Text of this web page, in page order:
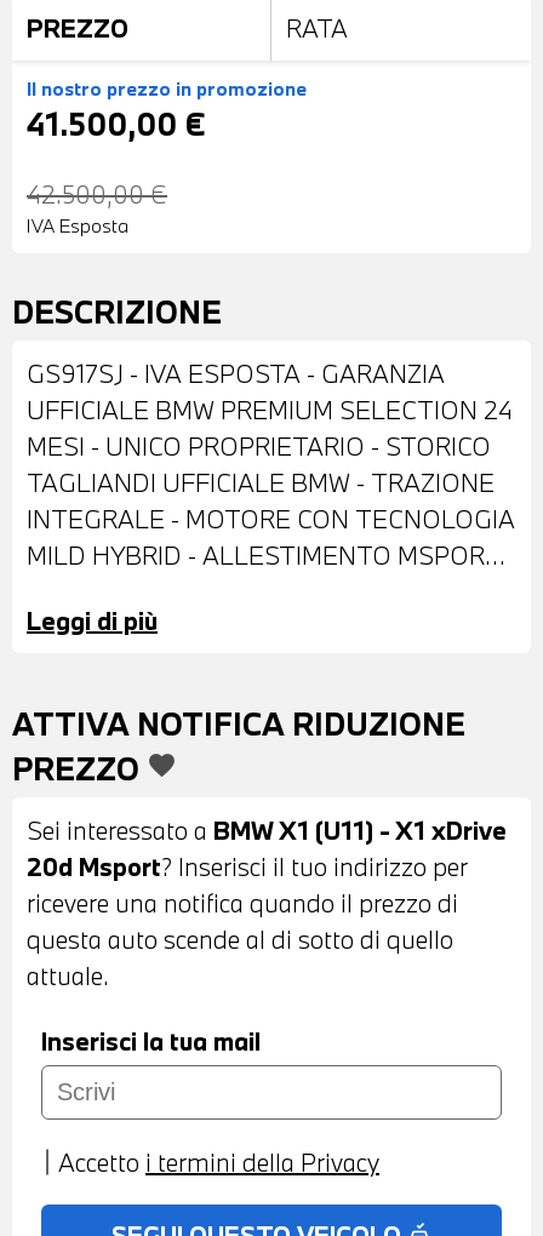
PREZZO RATA
Il nostro prezzo in promozione
41.500,00 €
42.500,00 €
IVA Esposta
DESCRIZIONE
GS917SJ - IVA ESPOSTA - GARANZIA
UFFICIALE BMW PREMIUM SELECTION 24
MESI - UNICO PROPRIETARIO - STORICO
TAGLIANDI UFFICIALE BMW - TRAZIONE
INTEGRALE - MOTORE CON TECNOLOGIA
MILD HYBRID - ALLESTIMENTO MSPORT -
METALLIZZATO - CERCHI IN LEGA DA 20"
ELETTRICAMENTE E ANTIABBAGLIANTI -
VETRI POSTERIORI E LUNOTTO
TETTO - SENSORI DI PARCHEGGIO
ANTERIORI E POSTERIORI - TELECAMERA
POSTERIORE - INTERNI IN ALCANTARA
MISTO PELLE VEGANZA NERA -
VOLANTE SPORTIVO M IN PELLE CON
COMANDI MULTIFUNZIONE - CAMBIO
AUTOMATICO CON PALETTE AL
VOLANTE - CRUISE CONTROL - DRIVING
AUTOMATICO BIZONA - VANO DI
RICARICA WIRELESS PER TELEFONO -
Leggi di più
ATTIVA NOTIFICA RIDUZIONE
PREZZO favorite
Sei interessato a BMW X1 (U11) - X1 xDrive
20d Msport? Inserisci il tuo indirizzo per
ricevere una notifica quando il prezzo di
questa auto scende al di sotto di quello
attuale.
Inserisci la tua mail
Accetto i termini della Privacy